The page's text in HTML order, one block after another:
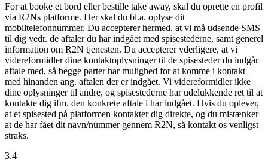
For at booke et bord eller bestille take away, skal du oprette en profil
via R2Ns platforme. Her skal du bl.a. oplyse dit
mobiltelefonnummer. Du accepterer hermed, at vi må udsende SMS
til dig vedr. de aftaler du har indgået med spisestederne, samt generel
information om R2N tjenesten. Du accepterer yderligere, at vi
videreformidler dine kontaktoplysninger til de spisesteder du indgår
aftale med, så begge parter har mulighed for at komme i kontakt
med hinanden ang. aftalen der er indgået. Vi videreformidler ikke
dine oplysninger til andre, og spisestederne har udelukkende ret til at
kontakte dig ifm. den konkrete aftale i har indgået. Hvis du oplever,
at et spisested på platformen kontakter dig direkte, og du mistænker
at de har fået dit navn/nummer gennem R2N, så kontakt os venligst
straks.
3.4